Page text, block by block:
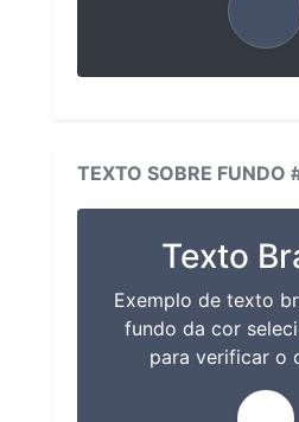
TEXTO SOBRE FUNDO
Texto
Exemplo de texto
fundo da cor
para verificar o